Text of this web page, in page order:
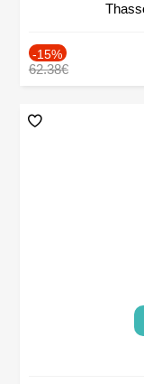
-15%
62.38€